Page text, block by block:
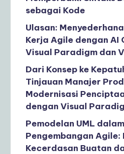
sebagai Kode
Ulasan:
Kerja Agile dengan AI
Visual Paradigm dan
Dari Konsep ke
Tinjauan Manajer
Modernisasi
dengan Visual
Pemodelan UML dalam
Pengembangan Agile:
Kecerdasan Buatan